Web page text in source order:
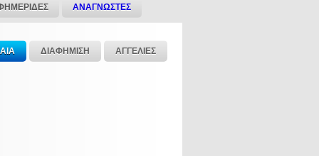
ΑΝΑΓΝΩΣΤΕΣ
ΔΙΑΦΗΜΙΣΗ ΑΓΓΕΛΙΕΣ